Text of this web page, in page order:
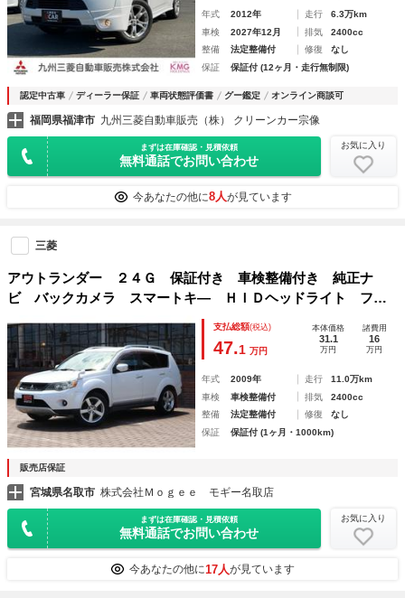
年式 2012年 走行
6.3万km
車検
2027年12月 排気
2400cc
整備
法定整備付 修復
なし
保証
保証付 (12ヶ月・走行無制限)
認定中古車 ディーラー保証 車両状態評価書 グー鑑定 オンライン商談可
福岡県福津市 九州三菱自動車販売（株） クリーンカー宗像
まずは在庫確認・見積依頼
無料通話でお問い合わせ
お気に入り
今あなたの他に8人が見ています
三菱
アウトランダー ２４Ｇ 保証付き 車検整備付き 純正ナ
ビ バックカメラ スマートキ― ＨＩＤヘッドライト フォ
グランプ オートライト 純正アルミホイール ３列シート
４ＷＤ ドライブレコーダー
支払総額(税込)
47.1 万円
本体価格
31.1
万円
諸費用
16
万円
年式 2009年 走行
11.0万km
車検
車検整備付 排気
2400cc
整備
法定整備付 修復
なし
保証
保証付 (1ヶ月・1000km)
販売店保証
宮城県名取市 株式会社Ｍｏｇｅｅ モギー名取店
まずは在庫確認・見積依頼
無料通話でお問い合わせ
お気に入り
今あなたの他に17人が見ています